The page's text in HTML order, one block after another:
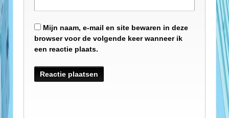
Mijn naam, e-mail en site bewaren in deze
browser voor de volgende keer wanneer ik
een reactie plaats.